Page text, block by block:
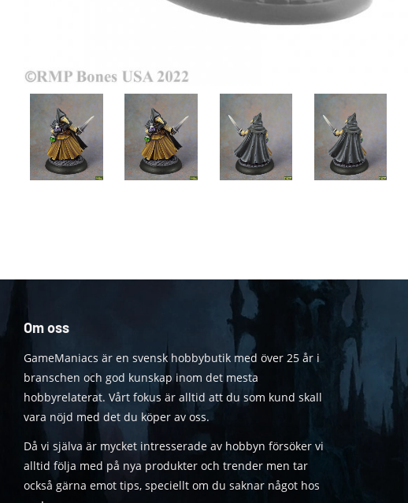
Om oss
GameManiacs är en svensk hobbybutik med över 25 år i
branschen och god kunskap inom det mesta
hobbyrelaterat. Vårt fokus är alltid att du som kund skall
vara nöjd med det du köper av oss.
Då vi själva är mycket intresserade av hobbyn försöker vi
alltid följa med på nya produkter och trender men tar
också gärna emot tips, speciellt om du saknar något hos